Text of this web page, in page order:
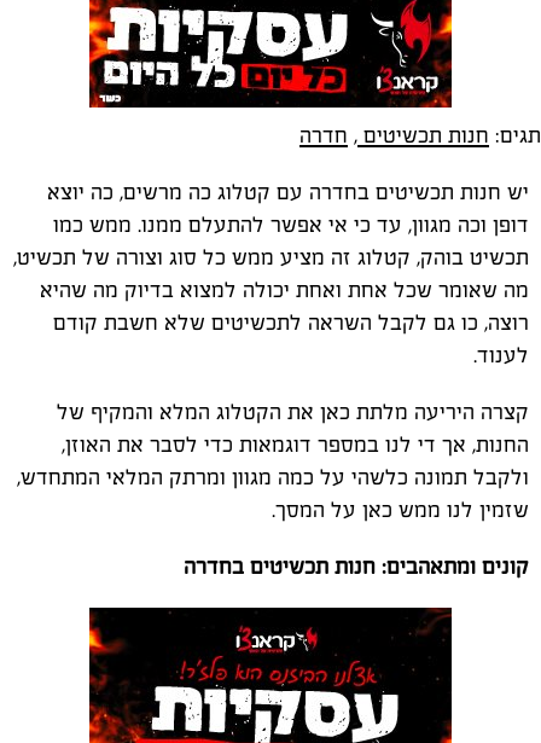
תגים: חנות תכשיטים , חדרה
יש חנות תכשיטים בחדרה עם קטלוג כה מרשים, כה יוצא
דופן וכה מגוון, עד כי אי אפשר להתעלם ממנו. ממש כמו
תכשיט בוהק, קטלוג זה מציע ממש כל סוג וצורה של תכשיט,
מה שאומר שכל אחת ואחת יכולה למצוא בדיוק מה שהיא
רוצה, כו גם לקבל השראה לתכשיטים שלא חשבת קודם
לענוד.
קצרה היריעה מלתת כאן את הקטלוג המלא והמקיף של
החנות, אך די לנו במספר דוגמאות כדי לסבר את האוזן,
ולקבל תמונה כלשהי על כמה מגוון ומרתק המלאי המתחדש,
שזמין לנו ממש כאן על המסך.
קונים ומתאהבים: חנות תכשיטים בחדרה